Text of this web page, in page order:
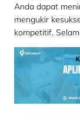
Anda dapat
mengukir
kompetitif.